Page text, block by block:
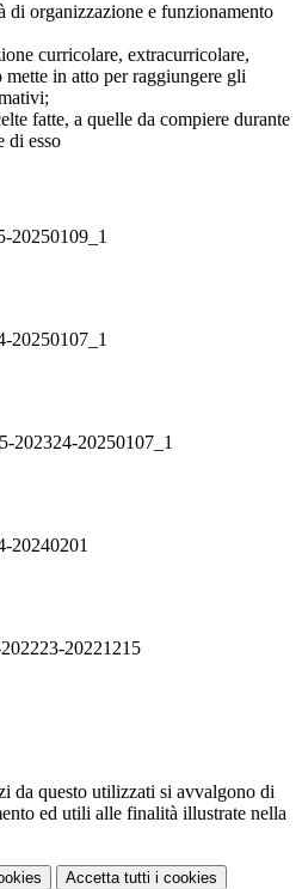
di organizzazione e funzionamento
curricolare, extracurricolare,
mette in atto per raggiungere gli
fatte, a quelle da compiere durante
di esso
20250109_1
20250107_1
202324-20250107_1
20240201
20221215
da questo utilizzati si avvalgono di
ed utili alle finalità illustrate nella
Accetta tutti i cookies